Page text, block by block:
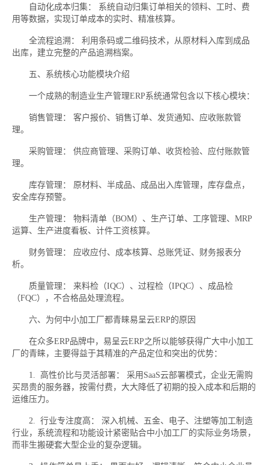
自动化成本归集： 系统自动归集订单相关的领料、工时、费
用等数据，实现订单成本的实时、精准核算。
全流程追溯： 利用条码或二维码技术，从原材料入库到成品
出库，建立完整的产品追溯档案。
五、系统核心功能模块介绍
一个成熟的制造业生产管理ERP系统通常包含以下核心模块：
销售管理： 客户报价、销售订单、发货通知、应收账款管
理。
采购管理： 供应商管理、采购订单、收货检验、应付账款管
理。
库存管理： 原材料、半成品、成品出入库管理，库存盘点，
安全库存预警。
生产管理： 物料清单（BOM）、生产订单、工序管理、MRP
运算、生产进度看板、计件工资核算。
财务管理： 应收应付、成本核算、总账凭证、财务报表分
析。
质量管理： 来料检（IQC）、过程检（IPQC）、成品检
（FQC），不合格品处理流程。
六、为何中小加工厂都青睐易呈云ERP的原因
在众多ERP品牌中，易呈云ERP之所以能够获得广大中小加工
厂的青睐，主要得益于其精准的产品定位和突出的优势：
1. 高性价比与灵活部署： 采用SaaS云部署模式，企业无需购
买昂贵的服务器，按需付费，大大降低了初期的投入成本和后期的
运维压力。
2. 行业专注度高： 深入机械、五金、电子、注塑等加工制造
行业，系统流程和功能设计紧密贴合中小加工厂的实际业务场景，
而非生搬硬套大型企业的复杂逻辑。